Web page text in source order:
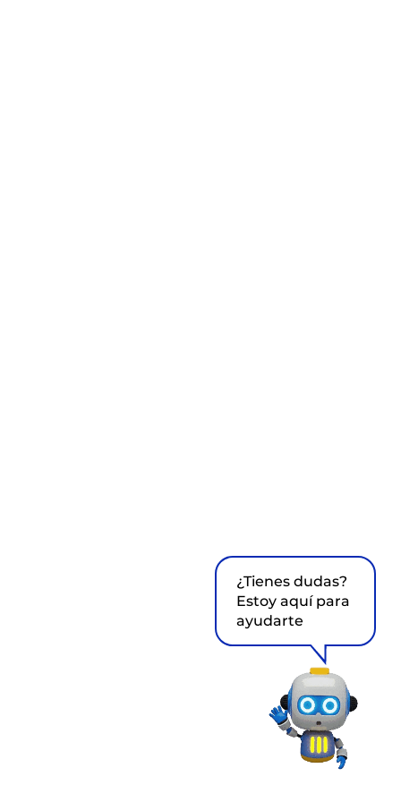
¿Tienes dudas?
Estoy aquí para
ayudarte